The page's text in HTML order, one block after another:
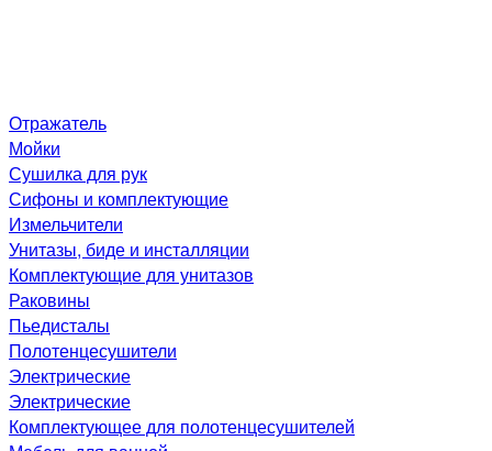
Отражатель
Мойки
Сушилка для рук
Сифоны и комплектующие
Измельчители
Унитазы, биде и инсталляции
Комплектующие для унитазов
Раковины
Пьедисталы
Полотенцесушители
Электрические
Электрические
Комплектующее для полотенцесушителей